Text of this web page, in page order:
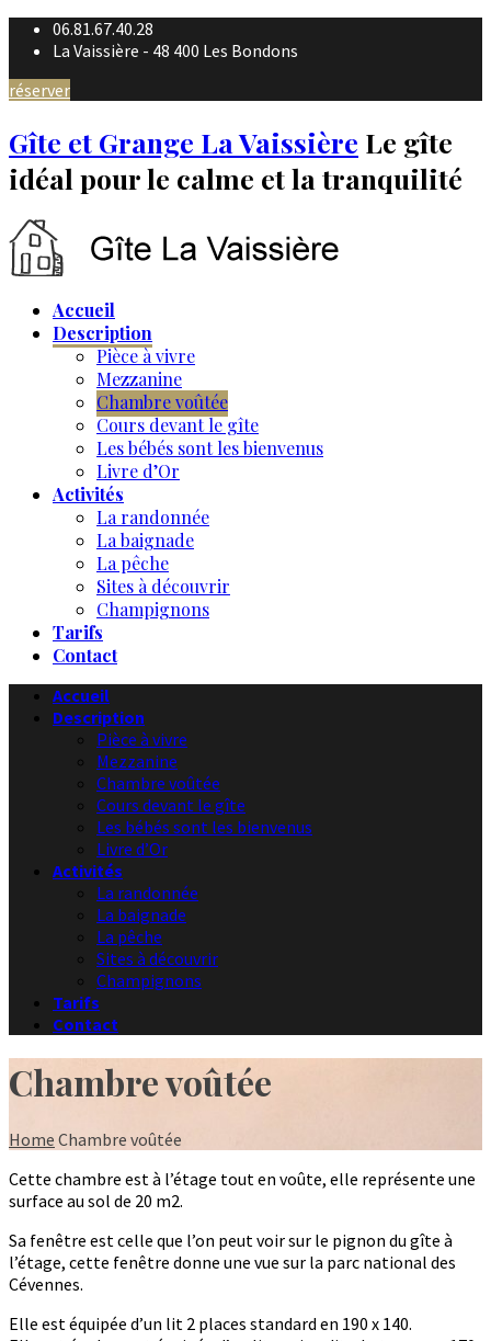
06.81.67.40.28
La Vaissière - 48 400 Les Bondons
réserver
Gîte et Grange La Vaissière Le gîte
idéal pour le calme et la tranquilité
Accueil
Description
Pièce à vivre
Mezzanine
Chambre voûtée
Cours devant le gîte
Les bébés sont les bienvenus
Livre d’Or
Activités
La randonnée
La baignade
La pêche
Sites à découvrir
Champignons
Tarifs
Contact
Accueil
Description
Pièce à vivre
Mezzanine
Chambre voûtée
Cours devant le gîte
Les bébés sont les bienvenus
Livre d’Or
Activités
La randonnée
La baignade
La pêche
Sites à découvrir
Champignons
Tarifs
Contact
Chambre voûtée
Home Chambre voûtée
Cette chambre est à l’étage tout en voûte, elle représente une
surface au sol de 20 m2.
Sa fenêtre est celle que l’on peut voir sur le pignon du gîte à
l’étage, cette fenêtre donne une vue sur la parc national des
Cévennes.
Elle est équipée d’un lit 2 places standard en 190 x 140.